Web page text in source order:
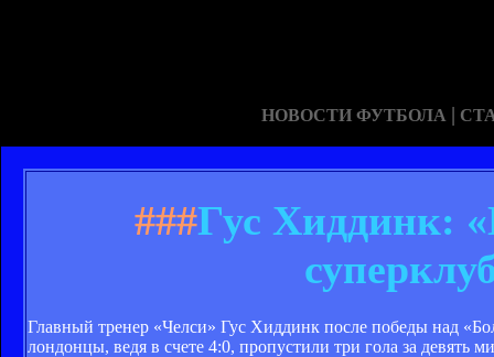
НОВОСТИ ФУТБОЛА |
###Гус Хиддинк:
Главный тренер «Челси» Гус Хиддинк после победы над
лондонцы, ведя в счете 4:0, пропустили три гола за девять